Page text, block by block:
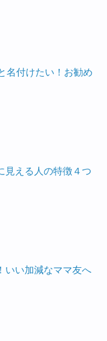
名付けたい！お勧め
見える人の特徴４つ
いい加減なママ友へ